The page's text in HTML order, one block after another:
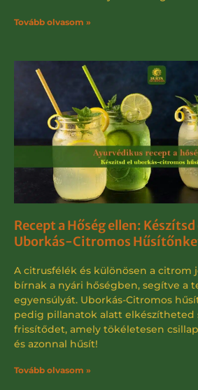
Tovább olvasom »
Recept a Hőség ellen:
Uborkás-Citromos
A citrusfélék és különösen a citrom
bírnak a nyári hőségben, segítve a
egyensúlyát. Uborkás-Citromos
pedig pillanatok alatt elkészítheted
frissítődet, amely tökéletesen
és azonnal hűsít!
Tovább olvasom »